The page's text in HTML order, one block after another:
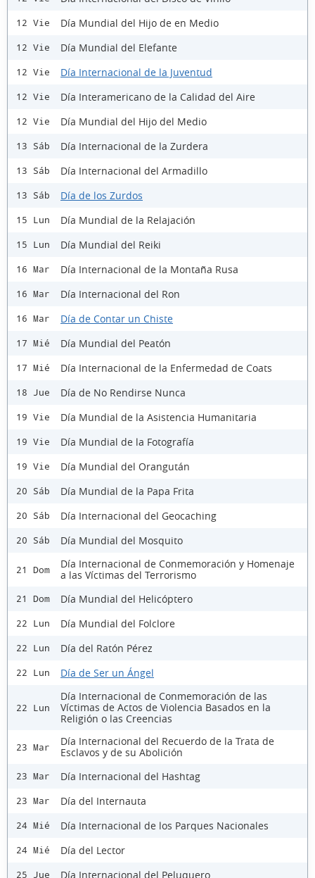
12 Vie Día Mundial del Hijo de en Medio
12 Vie Día Mundial del Elefante
12 Vie Día Internacional de la Juventud
12 Vie Día Interamericano de la Calidad del Aire
12 Vie Día Mundial del Hijo del Medio
13 Sáb Día Internacional de la Zurdera
13 Sáb Día Internacional del Armadillo
13 Sáb Día de los Zurdos
15 Lun Día Mundial de la Relajación
15 Lun Día Mundial del Reiki
16 Mar Día Internacional de la Montaña Rusa
16 Mar Día Internacional del Ron
16 Mar Día de Contar un Chiste
17 Mié Día Mundial del Peatón
17 Mié Día Internacional de la Enfermedad de Coats
18 Jue Día de No Rendirse Nunca
19 Vie Día Mundial de la Asistencia Humanitaria
19 Vie Día Mundial de la Fotografía
19 Vie Día Mundial del Orangután
20 Sáb Día Mundial de la Papa Frita
20 Sáb Día Internacional del Geocaching
20 Sáb Día Mundial del Mosquito
21 Dom
Día Internacional de Conmemoración y Homenaje
a las Víctimas del Terrorismo
21 Dom Día Mundial del Helicóptero
22 Lun Día Mundial del Folclore
22 Lun Día del Ratón Pérez
22 Lun Día de Ser un Ángel
22 Lun
Día Internacional de Conmemoración de las
Víctimas de Actos de Violencia Basados en la
Religión o las Creencias
23 Mar
Día Internacional del Recuerdo de la Trata de
Esclavos y de su Abolición
23 Mar Día Internacional del Hashtag
23 Mar Día del Internauta
24 Mié Día Internacional de los Parques Nacionales
24 Mié Día del Lector
25 Jue Día Internacional del Peluquero